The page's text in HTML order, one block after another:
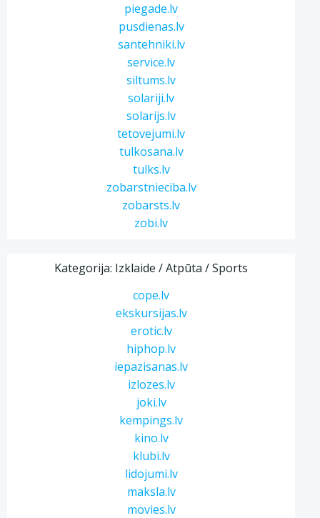
piegade.lv
pusdienas.lv
santehniki.lv
service.lv
siltums.lv
solariji.lv
solarijs.lv
tetovejumi.lv
tulkosana.lv
tulks.lv
zobarstnieciba.lv
zobarsts.lv
zobi.lv
Kategorija: Izklaide / Atpūta / Sports
cope.lv
ekskursijas.lv
erotic.lv
hiphop.lv
iepazisanas.lv
izlozes.lv
joki.lv
kempings.lv
kino.lv
klubi.lv
lidojumi.lv
maksla.lv
movies.lv